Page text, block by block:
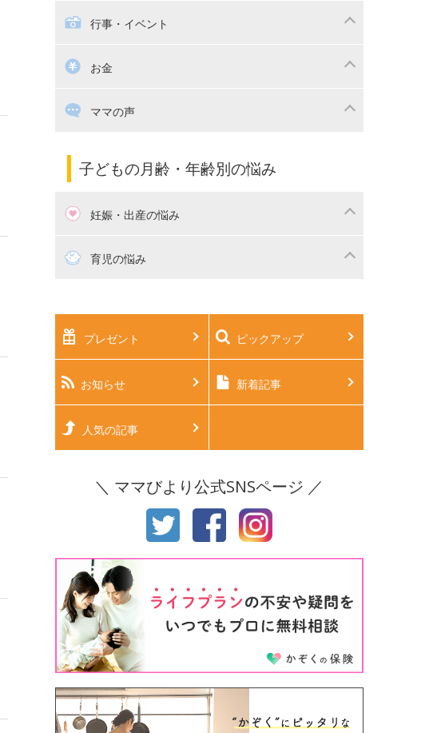
絵本
家族関係・夫婦関係
掃除
子供の服・ファッション
行事・イベント
漫画
出産祝い・内祝い
お金
住宅購入ママの声
子育てコラム
子どもの月齢・年齢別の悩み
妊娠・出産の悩み
妊活 育児の悩み
生後2ヶ月 生後3ヶ月
生後4ヶ月 生後5ヶ月
生後6ヶ月
生後11ヶ月
3才 4才
5才 6才
プレゼント ピックアップ
お知らせ 新着記事
人気の記事
＼ ママびより公式SNSページ ／